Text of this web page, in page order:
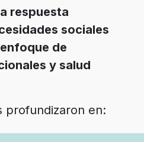
respuesta
sociales
de
y salud
profundizaron en: